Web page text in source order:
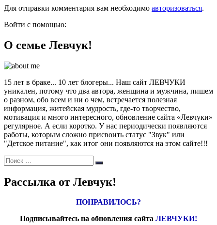
Для отправки комментария вам необходимо авторизоваться.
Войти с помощью:
О семье Левчук!
15 лет в браке... 10 лет блогеры... Наш сайт ЛЕВЧУКИ
уникален, потому что два автора, женщина и мужчина, пишем
о разном, обо всем и ни о чем, встречается полезная
информация, житейская мудрость, где-то творчество,
мотивация и много интересного, обновление сайта «Левчуки»
регулярное. А если коротко. У нас периодически появляются
работы, которым сложно присвоить статус "Звук" или
"Детское питание", как итог они появляются на этом сайте!!!
Поиск:
Поиск
Рассылка от Левчук!
ПОНРАВИЛОСЬ?
Подписывайтесь на обновления сайта ЛЕВЧУКИ!